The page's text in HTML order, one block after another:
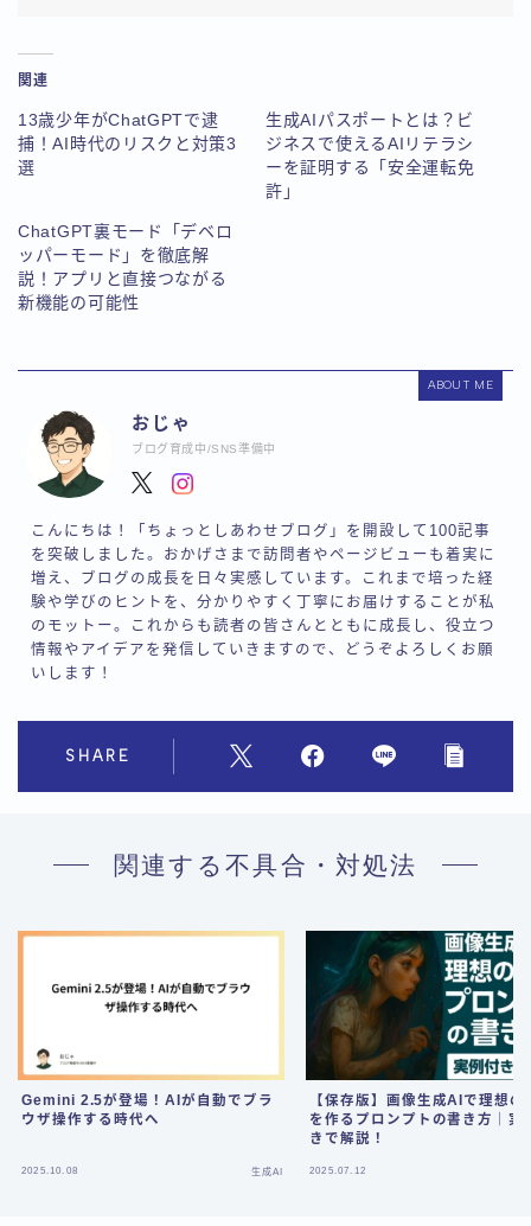
Follow Me
関連
13歳少年がChatGPTで逮
捕！AI時代のリスクと対策3
選
生成AIパスポートとは？ビ
ジネスで使えるAIリテラシ
ーを証明する「安全運転免
許」
ChatGPT裏モード「デベロ
ッパーモード」を徹底解
説！アプリと直接つながる
新機能の可能性
ABOUT ME
おじゃ
ブログ育成中/SNS準備中
こんにちは！「ちょっとしあわせブログ」を開設して100記事
を突破しました。おかげさまで訪問者やページビューも着実に
増え、ブログの成長を日々実感しています。これまで培った経
験や学びのヒントを、分かりやすく丁寧にお届けすることが私
のモットー。これからも読者の皆さんとともに成長し、役立つ
情報やアイデアを発信していきますので、どうぞよろしくお願
いします！
SHARE
関連する不具合・対処法
Gemini 2.5が登場！AIが自動でブラ
ウザ操作する時代へ
2025.10.08 生成AI
【保存版】画像生成AIで理想の
を作るプロンプトの書き方｜実
きで解説！
2025.07.12